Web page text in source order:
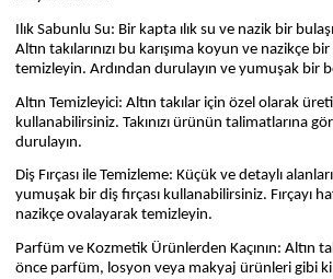
Ilık Sabunlu Su: Bir kapta ılık su ve nazik bir
Altın takılarınızı bu karışıma koyun ve nazikçe
temizleyin. Ardından durulayın ve yumuşak bir
Altın Temizleyici: Altın takılar için özel olarak
kullanabilirsiniz. Takınızı ürünün talimatlarına
durulayın.
Diş Fırçası ile Temizleme: Küçük ve detaylı
yumuşak bir diş fırçası kullanabilirsiniz. Fırçayı
nazikçe ovalayarak temizleyin.
Parfüm ve Kozmetik Ürünlerden Kaçının: Altın
önce parfüm, losyon veya makyaj ürünleri gibi